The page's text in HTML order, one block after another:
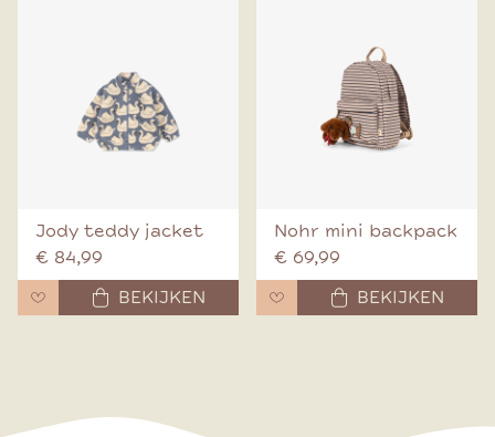
Jody teddy jacket
€ 84,99
BEKIJKEN
Nohr mini backpack
€ 69,99
BEKIJKEN